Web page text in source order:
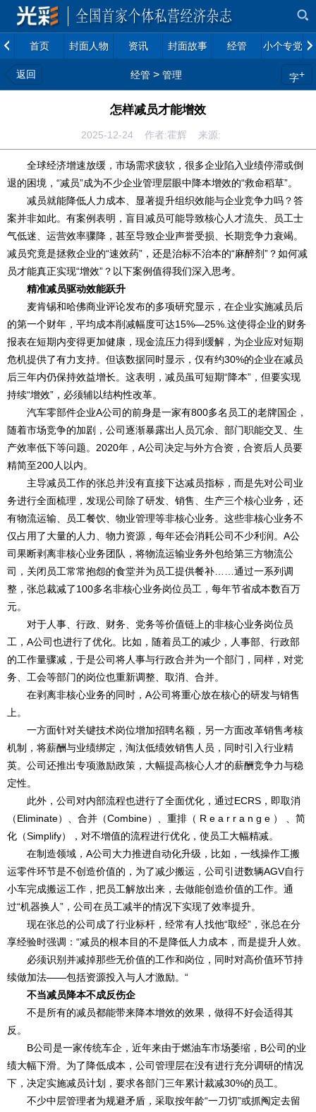
首页 封面人物 资讯 封面故事 经管 小个专党建
返回 经管 > 管理 字+
怎样减员才能增效
2025-12-24 作者:霍辉 来源:
全球经济增速放缓，市场需求疲软，很多企业陷入业绩停滞或倒
退的困境，“减员”成为不少企业管理层眼中降本增效的“救命稻草”。
减员就能降低人力成本、显著提升组织效能与企业竞争力吗？答
案并非如此。有案例表明，盲目减员可能导致核心人才流失、员工士
气低迷、运营效率骤降，甚至导致企业声誉受损、长期竞争力衰竭。
减员究竟是拯救企业的“速效药”，还是治标不治本的“麻醉剂”？如何减
员才能真正实现“增效”？以下案例值得我们深入思考。
精准减员驱动效能跃升
麦肯锡和哈佛商业评论发布的多项研究显示，在企业实施减员后
的第一个财年，平均成本削减幅度可达15%—25%.这使得企业的财务
报表在短期内变得更加健康，现金流压力得到缓解，为企业应对短期
危机提供了有力支持。但该数据同时显示，仅有约30%的企业在减员
后三年内仍保持效益增长。这表明，减员虽可短期“降本”，但要实现
持续“增效”，必须辅以结构性改革。
汽车零部件企业A公司的前身是一家有800多名员工的老牌国企，
随着市场竞争的加剧，公司逐渐暴露出人员冗余、部门职能交叉、生
产效率低下等问题。2020年，A公司决定与外方合资，合资后人员要
精简至200人以内。
主导减员工作的张总并没有直接下达减员指标，而是先对公司业
务进行全面梳理，发现公司除了研发、销售、生产三个核心业务，还
有物流运输、员工餐饮、物业管理等非核心业务。这些非核心业务不
仅占用了大量的人力、物力资源，每年还会消耗公司不少利润。A公
司果断剥离非核心业务团队，将物流运输业务外包给第三方物流公
司，关闭员工常常抱怨的食堂并为员工提供餐补……通过一系列调
整，张总裁减了100多名非核心业务岗位员工，每年节省成本数百万
元。
对于人事、行政、财务、党务等价值链上的非核心业务岗位员
工，A公司也进行了优化。比如，随着员工的减少，人事部、行政部
的工作量骤减，于是公司将人事与行政合并为一个部门，同样，对党
务、工会等部门的岗位也重新调整、取消、合并。
在剥离非核心业务的同时，A公司将重心放在核心的研发与销售
上。
一方面针对关键技术岗位增加招聘名额，另一方面改革销售考核
机制，将薪酬与业绩绑定，淘汰低绩效销售人员，同时引入行业精
英。公司还推出专项激励政策，大幅提高核心人才的薪酬竞争力与稳
定性。
此外，公司对内部流程也进行了全面优化，通过ECRS，即取消
（Eliminate）、合并（Combine）、重排（ R e a r r a n g e ） 、简
化（Simplify），对不增值的流程进行优化，使员工大幅精减。
在制造领域，A公司大力推进自动化升级，比如，一线操作工搬
运零件环节是不创造价值的，为了减少搬运，公司引进数辆AGV自行
小车完成搬运工作，把员工解放出来，去做能创造价值的工作。通
过“机器换人”，公司在员工减半的情况下实现了效率提升。
现在张总的公司成了行业标杆，经常有人找他“取经”，张总在分
享经验时强调：“减员的根本目的不是降低人力成本，而是提升人效。
必须识别并减掉那些无价值的工作和岗位，同时对高价值环节持
续做加法——包括资源投入与人才激励。“
不当减员降本不成反伤企
不是所有的减员都能带来降本增效的效果，做得不好会适得其
反。
B公司是一家传统车企，近年来由于燃油车市场萎缩，B公司的业
绩大幅下滑。为了降低成本，公司管理层在没有进行充分调研的情况
下，决定实施减员计划，要求各部门三年累计裁减30%的员工。
不少中层管理者为规避矛盾，采取按年龄“一刀切”或抓阄定去留